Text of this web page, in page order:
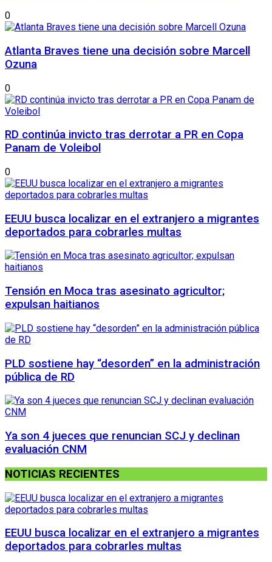
0
Atlanta Braves tiene una decisión sobre Marcell
Ozuna
0
RD continúa invicto tras derrotar a PR en Copa
Panam de Voleibol
0
EEUU busca localizar en el extranjero a migrantes
deportados para cobrarles multas
Tensión en Moca tras asesinato agricultor;
expulsan haitianos
PLD sostiene hay “desorden” en la administración
pública de RD
Ya son 4 jueces que renuncian SCJ y declinan
evaluación CNM
NOTICIAS RECIENTES
EEUU busca localizar en el extranjero a migrantes
deportados para cobrarles multas